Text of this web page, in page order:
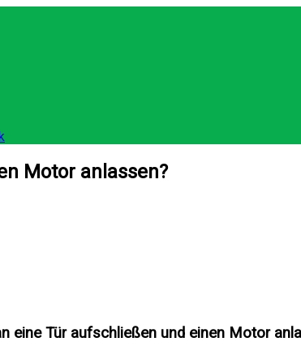
Motor anlassen?
eine Tür aufschließen und einen Motor